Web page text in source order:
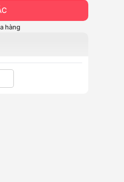
hàng